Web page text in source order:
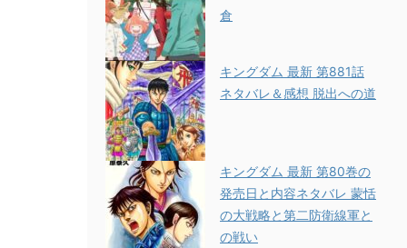
倉
キングダム 最新 第881話
ネタバレ＆感想 脱出への道
キングダム 最新 第80巻の
発売日と内容ネタバレ 蒙恬
の大戦略と第二防衛線軍と
の戦い